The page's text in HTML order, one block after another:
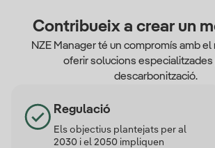
Contribueix a crear un
NZE Manager té un compromís amb
oferir solucions especialitzades
descarbonització.
Regulació
Els objectius plantejats per al
2030 i el 2050 impliquen